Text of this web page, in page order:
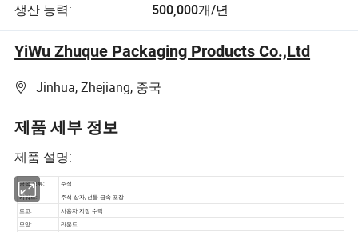
생산 능력:
500,000개/년
YiWu Zhuque Packaging Products Co.,Ltd
Jinhua, Zhejiang, 중국
제품 세부 정보
제품 설명: